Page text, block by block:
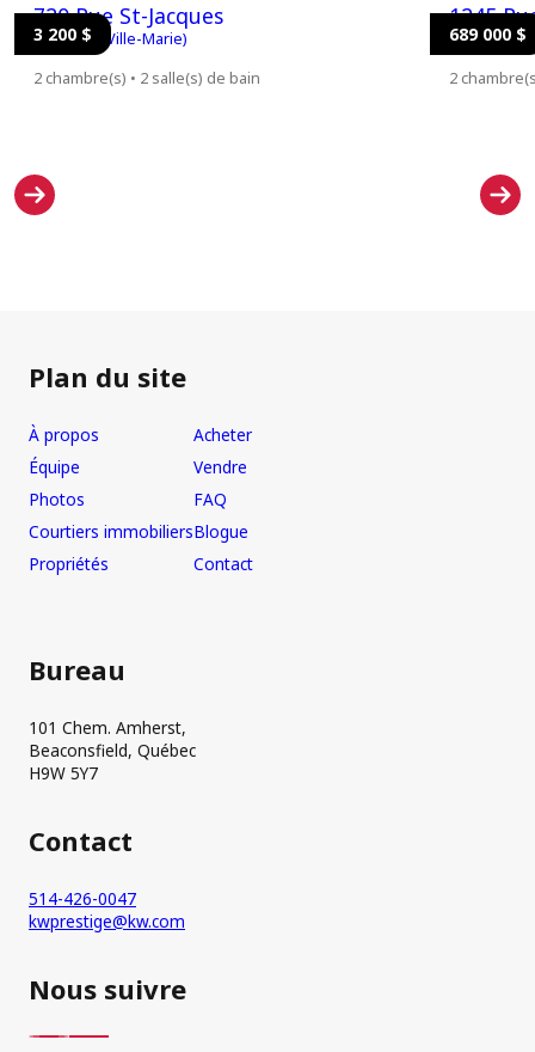
3 200 $
720 Rue St-Jacques
Montréal (Ville-Marie)
2 chambre(s) • 2 salle(s) de bain
689 000 $
1245
Montréal
2
Plan du site
À propos
Équipe
Photos
Courtiers immobiliers
Propriétés
Acheter
Vendre
FAQ
Blogue
Contact
Bureau
101 Chem. Amherst,
Beaconsfield, Québec
H9W 5Y7
Contact
514-426-0047
kwprestige@kw.com
Nous suivre